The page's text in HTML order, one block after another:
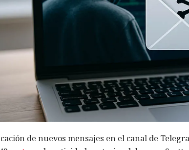
de nuevos mensajes en el canal de